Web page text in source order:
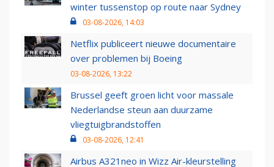
winter tussenstop op route naar Sydney
03-08-2026, 14:03
Netflix publiceert nieuwe documentaire
over problemen bij Boeing
03-08-2026, 13:22
Brussel geeft groen licht voor massale
Nederlandse steun aan duurzame
vliegtuigbrandstoffen
03-08-2026, 12:41
Airbus A321neo in Wizz Air-kleurstelling